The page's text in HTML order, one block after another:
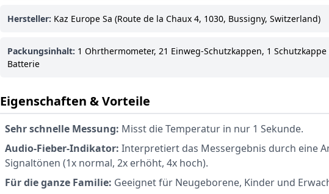
Hersteller: Kaz Europe Sa (Route de la Chaux 4, 1030, Bussigny, Switzerland)
Packungsinhalt: 1 Ohrthermometer, 21 Einweg-Schutzkappen, 1
Batterie
Eigenschaften & Vorteile
Sehr schnelle Messung: Misst die Temperatur in nur 1 Sekunde.
Audio-Fieber-Indikator: Interpretiert das Messergebnis durch eine
Signaltönen (1x normal, 2x erhöht, 4x hoch).
Für die ganze Familie: Geeignet für Neugeborene, Kinder und